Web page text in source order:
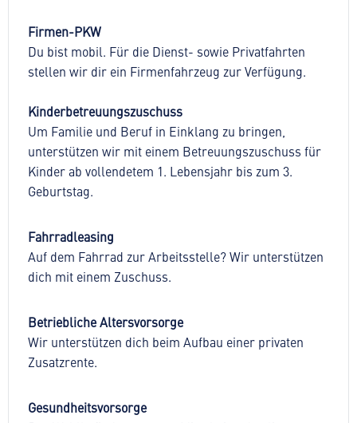
Firmen-PKW
Du bist mobil. Für die Dienst- sowie Privatfahrten
stellen wir dir ein Firmenfahrzeug zur Verfügung.
Kinderbetreuungszuschuss
Um Familie und Beruf in Einklang zu bringen,
unterstützen wir mit einem Betreuungszuschuss für
Kinder ab vollendetem 1. Lebensjahr bis zum 3.
Geburtstag.
Fahrradleasing
Auf dem Fahrrad zur Arbeitsstelle? Wir unterstützen
dich mit einem Zuschuss.
Betriebliche Altersvorsorge
Wir unterstützen dich beim Aufbau einer privaten
Zusatzrente.
Gesundheitsvorsorge